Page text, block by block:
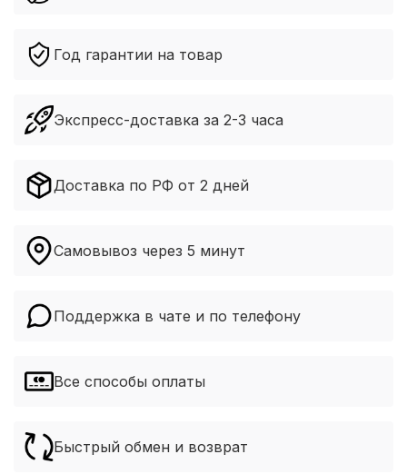
Год гарантии на товар
Экспресс-доставка за 2-3 часа
Доставка по РФ от 2 дней
Самовывоз через 5 минут
Поддержка в чате и по телефону
Все способы оплаты
Быстрый обмен и возврат